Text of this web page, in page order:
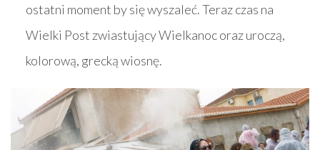
ostatni moment by się wyszaleć. Teraz czas na
Wielki Post zwiastujący Wielkanoc oraz uroczą,
kolorową, grecką wiosnę.